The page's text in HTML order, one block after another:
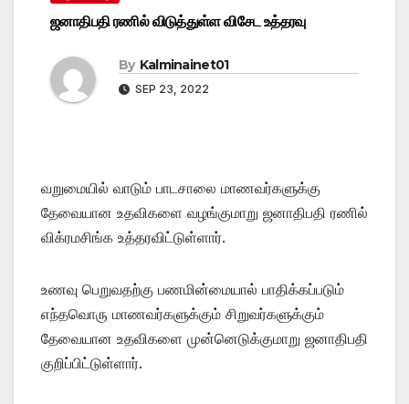
ஜனாதிபதி ரணில் விடுத்துள்ள விசேட உத்தரவு
By Kalminainet01
SEP 23, 2022
வறுமையில் வாடும் பாடசாலை மாணவர்களுக்கு
தேவையான உதவிகளை வழங்குமாறு ஜனாதிபதி ரணில்
விக்ரமசிங்க உத்தரவிட்டுள்ளார்.
உணவு பெறுவதற்கு பணமின்மையால் பாதிக்கப்படும்
எந்தவொரு மாணவர்களுக்கும் சிறுவர்களுக்கும்
தேவையான உதவிகளை முன்னெடுக்குமாறு ஜனாதிபதி
குறிப்பிட்டுள்ளார்.